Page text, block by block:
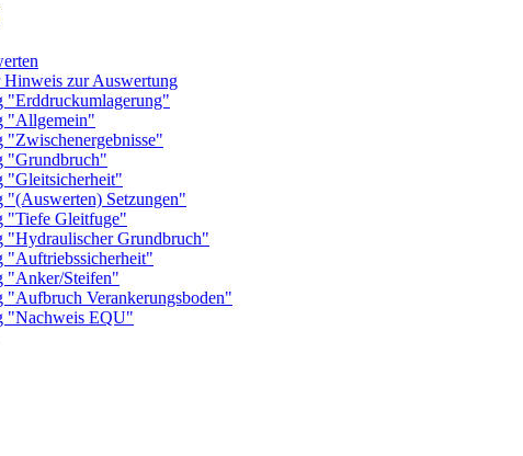
zur Auswertung
"Allgemein"
"Grundbruch"
Setzungen"
Gleitfuge"
Grundbruch"
"Anker/Steifen"
Verankerungsboden"
"Nachweis EQU"